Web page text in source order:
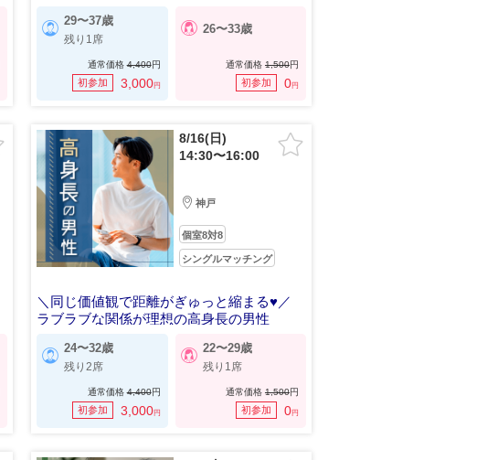
29〜37歳
残り1席
通常価格4,400円
初参加 3,000円
26〜33歳
通常価格 1,500円
初参加 0円
8/16(日)
14:30〜16:00
神戸
個室8対8
シングルマッチング
＼同じ価値観で距離がぎゅっと縮まる♥／
ラブラブな関係が理想の高身長の男性
24〜32歳
残り2席
通常価格4,400円
初参加 3,000円
22〜29歳
残り1席
通常価格 1,500円
初参加 0円